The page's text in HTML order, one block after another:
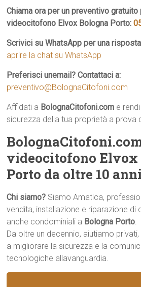
Chiama ora per un preventivo
videocitofono Elvox Bologna Porto:
Scrivici su WhatsApp per una
aprire la chat su WhatsApp
Preferisci unemail? Contattaci a:
preventivo@BolognaCitofoni.com
Affidati a BolognaCitofoni.com e
sicurezza della tua proprietà a prova
videocitofono Elvox
Porto da oltre 10 anni
Chi siamo? Siamo Amatica,
vendita, installazione e riparazione
anche condominiali a Bologna Porto.
Da oltre un decennio, aiutiamo
a migliorare la sicurezza e la
tecnologiche allavanguardia.